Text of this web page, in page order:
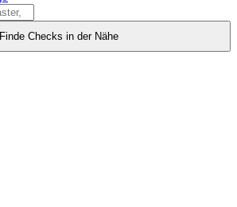
Finde Checks in der Nähe